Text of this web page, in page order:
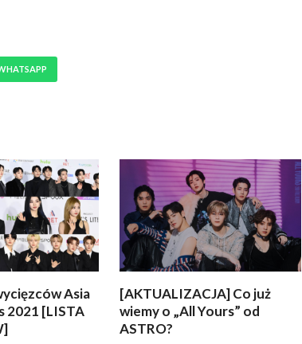
Asia
2021 [LISTA
[AKTUALIZACJA] Co już
wiemy o „All Yours” od
ASTRO?